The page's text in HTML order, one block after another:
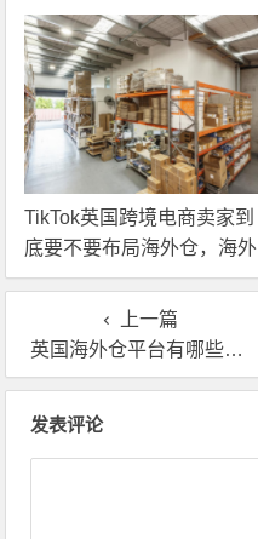
TikTok英国跨境电商卖家到
底要不要布局海外仓，海外
仓优势分析！
上一篇
英国海外仓平台有哪些？GBA海外仓靠谱吗
发表评论